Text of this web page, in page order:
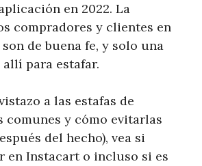
en 2022. La
compradores y clientes en
de buena fe, y solo una
para estafar.
a las estafas de
comunes y cómo evitarlas
del hecho), vea si
en Instacart o incluso si es